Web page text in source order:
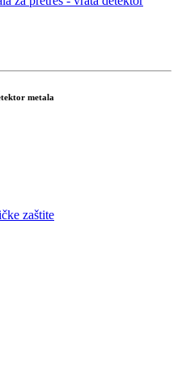
metala
zaštite